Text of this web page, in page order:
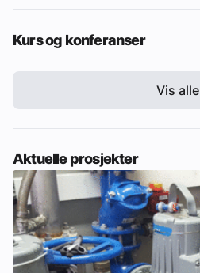
Kurs og konferanser
Vis alle
Aktuelle prosjekter